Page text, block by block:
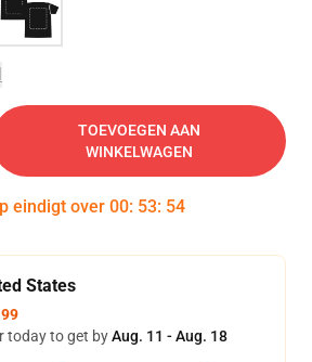
TOEVOEGEN AAN
WINKELWAGEN
eindigt over 00: 53: 54
States
today to get byAug. 11 - Aug. 18